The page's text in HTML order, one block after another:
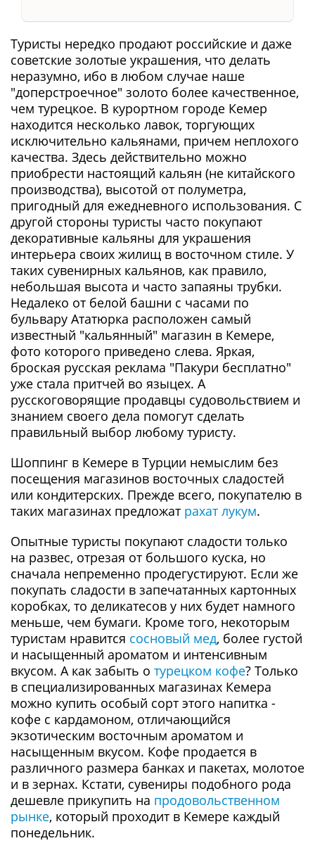
Туристы нередко продают российские и даже
советские золотые украшения, что делать
неразумно, ибо в любом случае наше
"доперстроечное" золото более качественное,
чем турецкое. В курортном городе Кемер
находится несколько лавок, торгующих
исключительно кальянами, причем неплохого
качества. Здесь действительно можно
приобрести настоящий кальян (не китайского
производства), высотой от полуметра,
пригодный для ежедневного использования. С
другой стороны туристы часто покупают
декоративные кальяны для украшения
интерьера своих жилищ в восточном стиле. У
таких сувенирных кальянов, как правило,
небольшая высота и часто запаяны трубки.
Недалеко от белой башни с часами по
бульвару Ататюрка расположен самый
известный "кальянный" магазин в Кемере,
фото которого приведено слева. Яркая,
броская русская реклама "Пакури бесплатно"
уже стала притчей во языцех. А
русскоговорящие продавцы судовольствием и
знанием своего дела помогут сделать
правильный выбор любому туристу.
Шоппинг в Кемере в Турции немыслим без
посещения магазинов восточных сладостей
или кондитерских. Прежде всего, покупателю в
таких магазинах предложат рахат лукум.
Опытные туристы покупают сладости только
на развес, отрезая от большого куска, но
сначала непременно продегустируют. Если же
покупать сладости в запечатанных картонных
коробках, то деликатесов у них будет намного
меньше, чем бумаги. Кроме того, некоторым
туристам нравится сосновый мед, более густой
и насыщенный ароматом и интенсивным
вкусом. А как забыть о турецком кофе? Только
в специализированных магазинах Кемера
можно купить особый сорт этого напитка -
кофе с кардамоном, отличающийся
экзотическим восточным ароматом и
насыщенным вкусом. Кофе продается в
различного размера банках и пакетах, молотое
и в зернах. Кстати, сувениры подобного рода
дешевле прикупить на продовольственном
рынке, который проходит в Кемере каждый
понедельник.